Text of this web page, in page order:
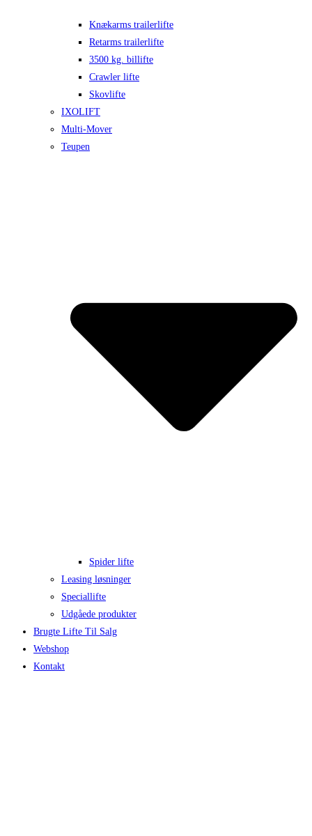
Knækarms trailerlifte
Retarms trailerlifte
3500 kg. billifte
Crawler lifte
Skovlifte
IXOLIFT
Multi-Mover
Teupen
Spider lifte
Leasing løsninger
Speciallifte
Udgåede produkter
Brugte Lifte Til Salg
Webshop
Kontakt